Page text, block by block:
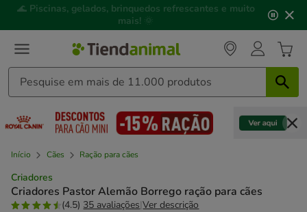
3,
mensagem,
🌊 Piscinas, gelados, brinquedos refrescantes e muito
mais! 🌞
Início Cães Ração para cães
Criadores
Criadores Pastor Alemão Borrego ração para cães
(4.5) 35 avaliações|Ver descrição